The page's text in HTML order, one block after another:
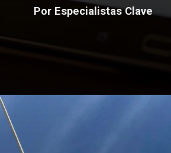
Por Especialistas Clave